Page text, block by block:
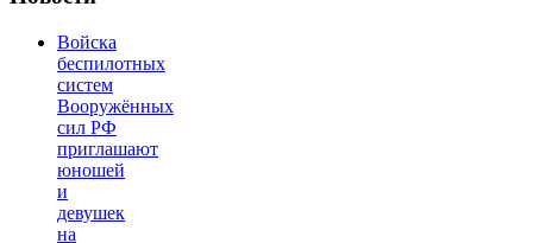
Войска
беспилотных
систем
Вооружённых
сил РФ
приглашают
юношей
и
девушек
на